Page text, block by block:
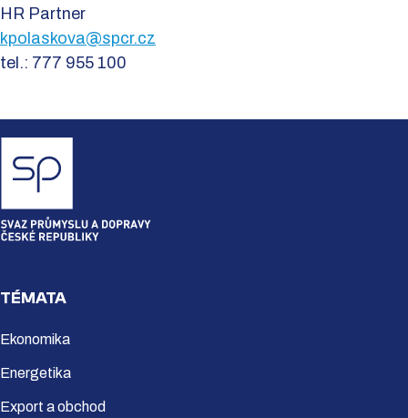
HR Partner
kpolaskova@spcr.cz
tel.: 777 955 100
TÉMATA
Ekonomika
Energetika
Export a obchod